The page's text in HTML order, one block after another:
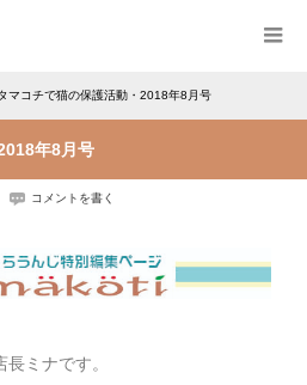
マコチで猫の保護活動・2018年8月号
年8月号
コメントを書く
ミナです。